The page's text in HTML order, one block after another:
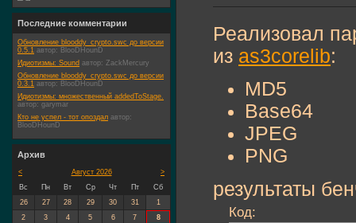
Реализовал
из as3corelib:
MD5
Base64
JPEG
PNG
результаты
Код:
Последние комментарии
Обновление blooddy_crypto.swc до версии
0.5.1 автор: BlooDHounD
Идиотизмы: Sound автор: ZackMercury
Обновление blooddy_crypto.swc до версии
0.3.1 автор: BlooDHounD
Идиотизмы: множественный addedToStage.
автор: garymar
Кто не успел - тот опоздал автор:
BlooDHounD
Архив
< >
Август 2026
Вс
Пн Вт Ср Чт Пт
Сб
26
27 28 29 30 31
1
2
3 4 5 6 7
8